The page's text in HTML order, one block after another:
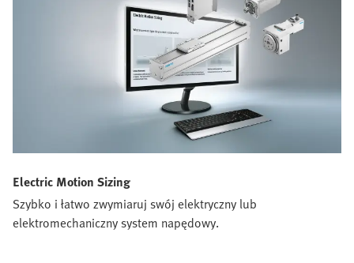
Electric Motion Sizing
Szybko i łatwo zwymiaruj swój elektryczny lub
elektromechaniczny system napędowy.